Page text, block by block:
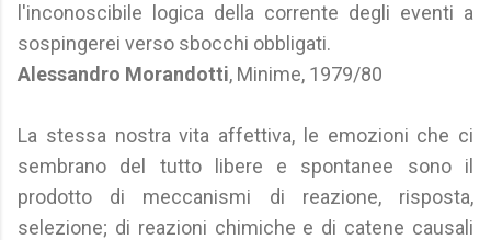
l'inconoscibile logica della corrente degli eventi a
sospingerei verso sbocchi obbligati.
Alessandro Morandotti, Minime, 1979/80
La stessa nostra vita affettiva, le emozioni che ci
sembrano del tutto libere e spontanee sono il
prodotto di meccanismi di reazione, risposta,
selezione; di reazioni chimiche e di catene causali